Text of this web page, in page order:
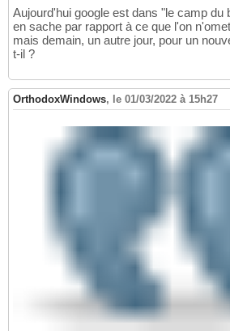
Aujourd'hui google est dans "le camp du
en sache par rapport à ce que l'on
mais demain, un autre jour, pour un
t-il ?
OrthodoxWindows, le 01/03/2022 à 15h27